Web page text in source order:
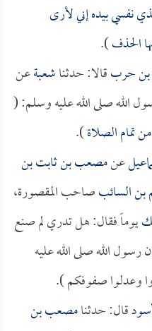
نفسي بيده إني لأرى
الحذف).
بن حربقالا: حدثناشعبةعن
الله صلى الله عليه وسلم: (
تمام الصلاة).
عنمصعب بن ثابت بن
السائبصاحب المقصورة،
يوماً فقال: هل تدري لم صنع
رسول الله صلى الله عليه
وعدلوا صفوفكم ).
قال: حدثنامصعب بن